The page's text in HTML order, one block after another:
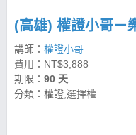
(高雄) 權證小哥－
講師： 權證小哥
費用：NT$3,888
期限： 90 天
分類：權證,選擇權